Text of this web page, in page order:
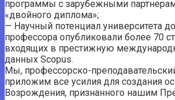
программы с зарубежными
«двойного диплома»;
— Научный потенциал университета
профессора опубликовали более 70
входящих в престижную
данных Scopus.
Мы, профессорско-
приложим все усилия для создания
Возрождения, признанного нашим